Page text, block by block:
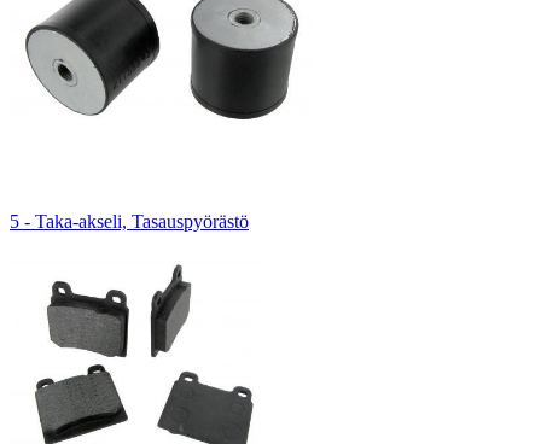
5 - Taka-akseli, Tasauspyörästö